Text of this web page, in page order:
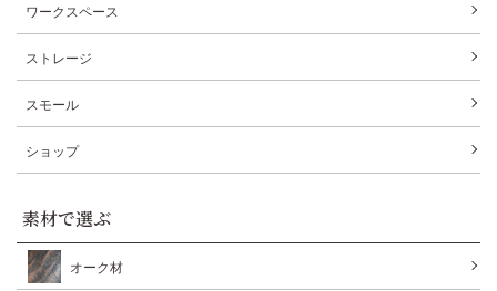
ワークスペース
ストレージ
スモール
ショップ
素材で選ぶ
オーク材